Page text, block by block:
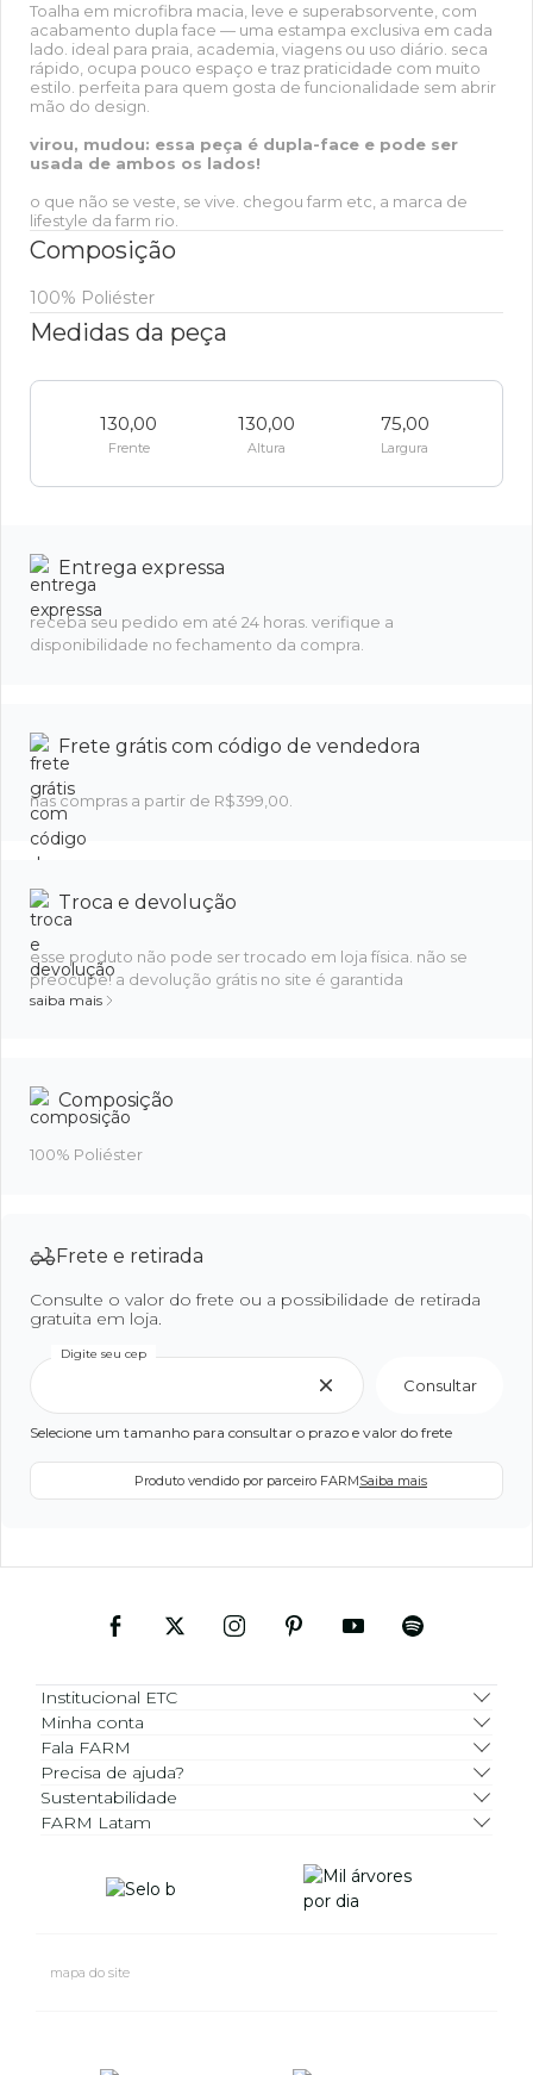
Toalha em microfibra macia, leve e superabsorvente, com
acabamento dupla face — uma estampa exclusiva em cada
lado. ideal para praia, academia, viagens ou uso diário. seca
rápido, ocupa pouco espaço e traz praticidade com muito
estilo. perfeita para quem gosta de funcionalidade sem abrir
mão do design.
virou, mudou: essa peça é dupla-face e pode ser
usada de ambos os lados!
o que não se veste, se vive. chegou farm etc, a marca de
lifestyle da farm rio.
Composição
100% Poliéster
Medidas da peça
130,00
Frente
130,00
Altura
75,00
Largura
Entrega expressa
receba seu pedido em até 24 horas. verifique a
disponibilidade no fechamento da compra.
Frete grátis com código de vendedora
nas compras a partir de R$399,00.
Troca e devolução
esse produto não pode ser trocado em loja física. não se
preocupe! a devolução grátis no site é garantida
saiba mais
Composição
100% Poliéster
Frete e retirada
Consulte o valor do frete ou a possibilidade de retirada
gratuita em loja.
Digite seu cep
Consultar
Selecione um tamanho para consultar o prazo e valor do frete
Produto vendido por parceiro FARMSaiba mais
Institucional ETC
Minha conta
Fala FARM
Precisa de ajuda?
Sustentabilidade
FARM Latam
mapa do site